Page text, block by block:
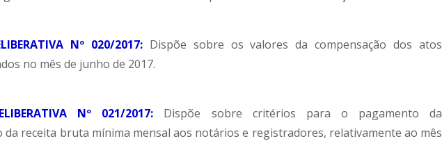
Nº 020/2017: Dispõe sobre os valores da compensação dos atos
no mês de junho de 2017.
Nº 021/2017: Dispõe sobre critérios para o pagamento da
da receita bruta mínima mensal aos notários e registradores, relativamente ao mês